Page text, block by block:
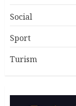
Social
Sport
Turism